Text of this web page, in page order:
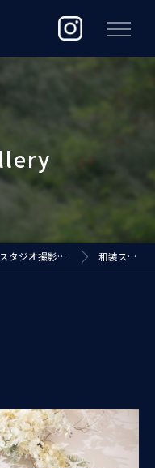
スタジオ撮影（EARTH STUDIO） 和装スタジオ撮影